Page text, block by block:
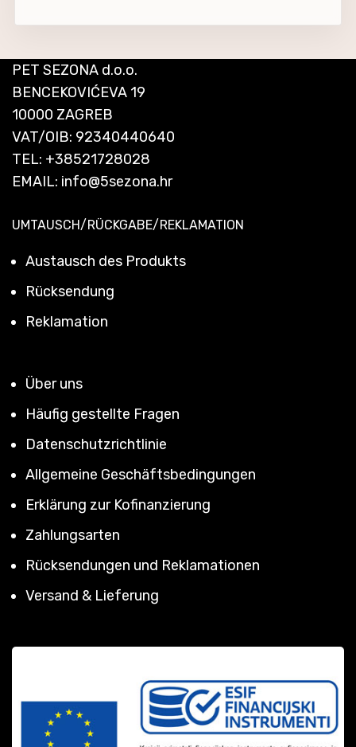
PET SEZONA d.o.o.
BENCEKOVIĆEVA 19
10000 ZAGREB
VAT/OIB: 92340440640
TEL: +38521728028
EMAIL: info@5sezona.hr
UMTAUSCH/RÜCKGABE/REKLAMATION
Austausch des Produkts
Rücksendung
Reklamation
Über uns
Häufig gestellte Fragen
Datenschutzrichtlinie
Allgemeine Geschäftsbedingungen
Erklärung zur Kofinanzierung
Zahlungsarten
Rücksendungen und Reklamationen
Versand & Lieferung